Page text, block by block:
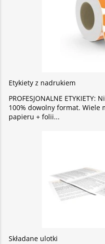
Etykiety z nadrukiem
PROFESJONALNE
100% dowolny format. Wiele
papieru + folii
Składane ulotki